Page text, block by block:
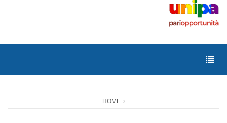
HOME